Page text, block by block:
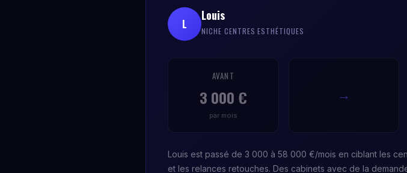
L
Louis
NICHE CENTRES ESTHÉTIQUES
AVANT
3 000 €
par mois
→
Louis est passé de 3 000 à 58 000 €/mois en ciblant les
et les relances retouches. Des cabinets avec de la